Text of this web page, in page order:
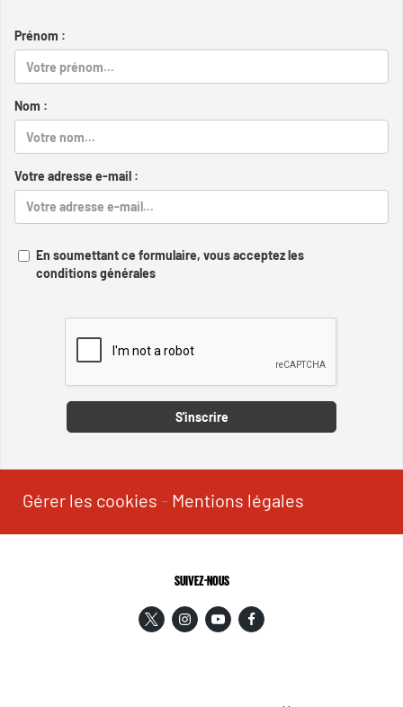
Prénom :
Nom :
Votre adresse e-mail :
En soumettant ce formulaire, vous acceptez les
conditions générales
S'inscrire
Gérer les cookies - Mentions légales
SUIVEZ-NOUS